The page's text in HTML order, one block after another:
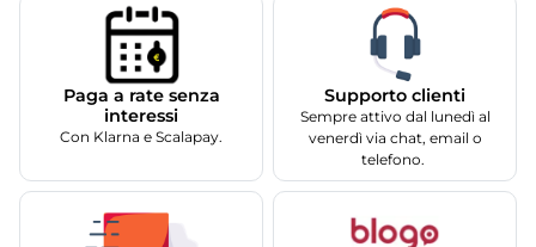
Paga a rate senza
interessi
Con Klarna e Scalapay.
Supporto clienti
Sempre attivo dal lunedì al
venerdì via chat, email o
telefono.